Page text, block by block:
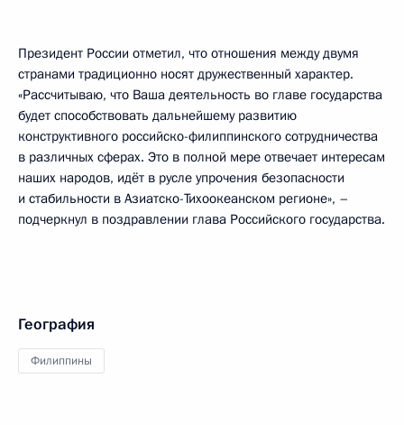
Президент России отметил, что отношения между двумя
странами традиционно носят дружественный характер.
«Рассчитываю, что Ваша деятельность во главе государства
будет способствовать дальнейшему развитию
конструктивного российско-филиппинского сотрудничества
в различных сферах. Это в полной мере отвечает интересам
наших народов, идёт в русле упрочения безопасности
и стабильности в Азиатско-Тихоокеанском регионе», –
подчеркнул в поздравлении глава Российского государства.
География
Филиппины